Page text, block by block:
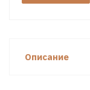
Описание